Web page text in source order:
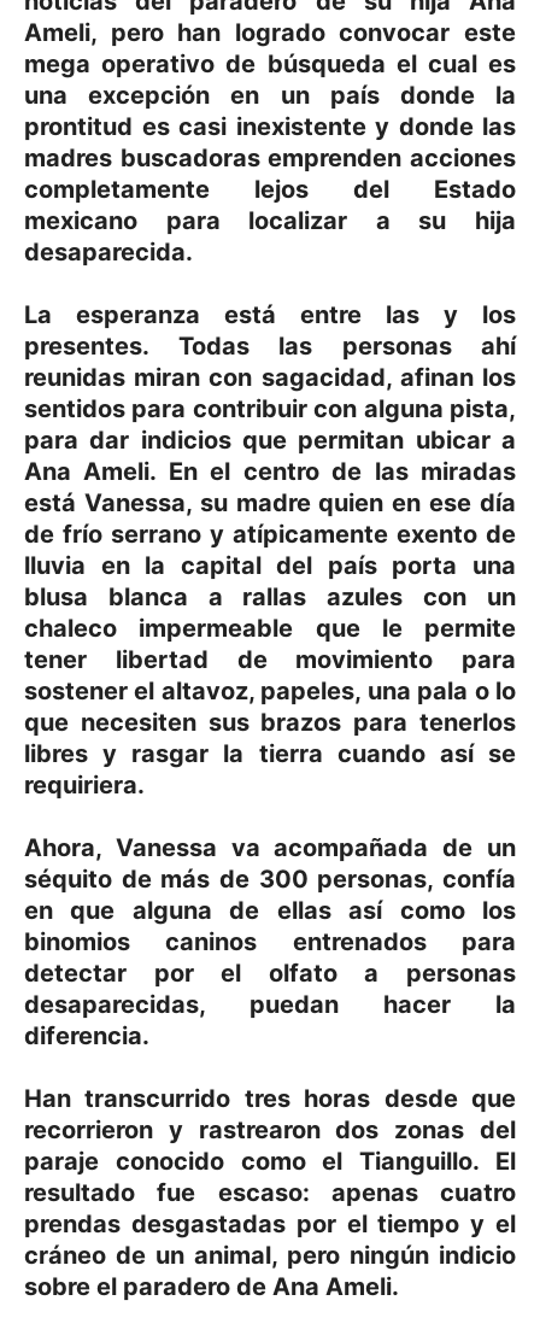
Ameli, pero han logrado convocar este
mega operativo de búsqueda el cual es
una excepción en un país donde la
prontitud es casi inexistente y donde las
madres buscadoras emprenden acciones
completamente lejos del Estado
mexicano para localizar a su hija
desaparecida.
La esperanza está entre las y los
presentes. Todas las personas ahí
reunidas miran con sagacidad, afinan los
sentidos para contribuir con alguna pista,
para dar indicios que permitan ubicar a
Ana Ameli. En el centro de las miradas
está Vanessa, su madre quien en ese día
de frío serrano y atípicamente exento de
lluvia en la capital del país porta una
blusa blanca a rallas azules con un
chaleco impermeable que le permite
tener libertad de movimiento para
sostener el altavoz, papeles, una pala o lo
que necesiten sus brazos para tenerlos
libres y rasgar la tierra cuando así se
requiriera.
Ahora, Vanessa va acompañada de un
séquito de más de 300 personas, confía
en que alguna de ellas así como los
binomios caninos entrenados para
detectar por el olfato a personas
desaparecidas, puedan hacer la
diferencia.
Han transcurrido tres horas desde que
recorrieron y rastrearon dos zonas del
paraje conocido como el Tianguillo. El
resultado fue escaso: apenas cuatro
prendas desgastadas por el tiempo y el
cráneo de un animal, pero ningún indicio
sobre el paradero de Ana Ameli.